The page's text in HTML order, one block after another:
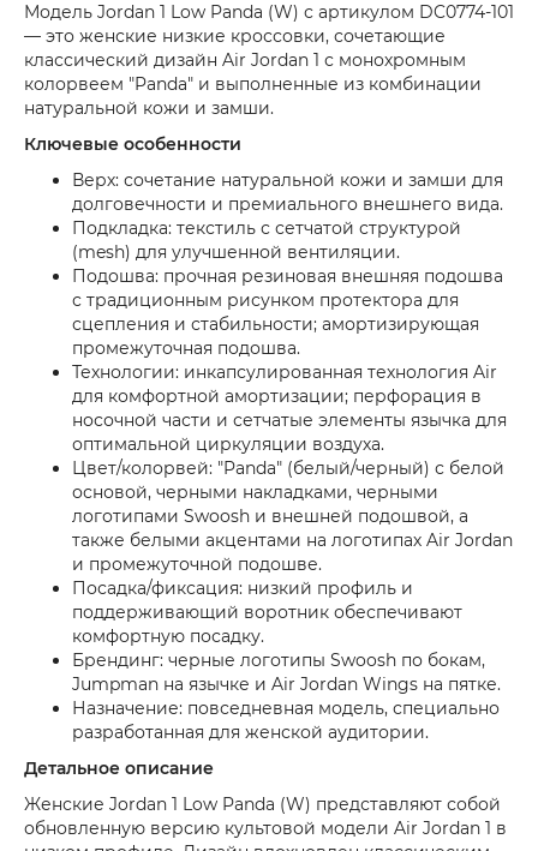
Модель Jordan 1 Low Panda (W) с артикулом DC0774-101
— это женские низкие кроссовки, сочетающие
классический дизайн Air Jordan 1 с монохромным
колорвеем "Panda" и выполненные из комбинации
натуральной кожи и замши.
Ключевые особенности
Верх: сочетание натуральной кожи и замши для
долговечности и премиального внешнего вида.
Подкладка: текстиль с сетчатой структурой
(mesh) для улучшенной вентиляции.
Подошва: прочная резиновая внешняя подошва
с традиционным рисунком протектора для
сцепления и стабильности; амортизирующая
промежуточная подошва.
Технологии: инкапсулированная технология Air
для комфортной амортизации; перфорация в
носочной части и сетчатые элементы язычка для
оптимальной циркуляции воздуха.
Цвет/колорвей: "Panda" (белый/черный) с белой
основой, черными накладками, черными
логотипами Swoosh и внешней подошвой, а
также белыми акцентами на логотипах Air Jordan
и промежуточной подошве.
Посадка/фиксация: низкий профиль и
поддерживающий воротник обеспечивают
комфортную посадку.
Брендинг: черные логотипы Swoosh по бокам,
Jumpman на язычке и Air Jordan Wings на пятке.
Назначение: повседневная модель, специально
разработанная для женской аудитории.
Детальное описание
Женские Jordan 1 Low Panda (W) представляют собой
обновленную версию культовой модели Air Jordan 1 в